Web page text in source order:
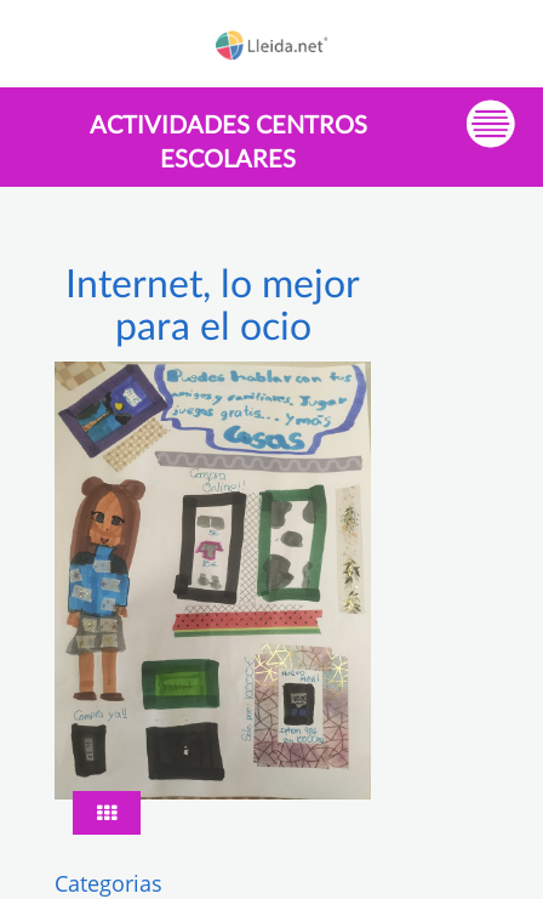
ACTIVIDADES CENTROS
ESCOLARES
Internet, lo mejor
para el ocio
Categorias